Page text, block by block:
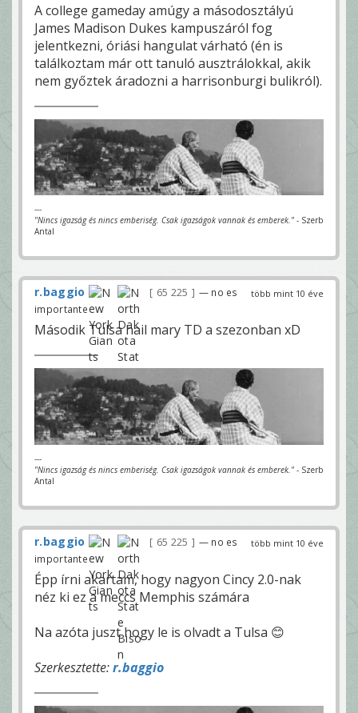
A college gameday amúgy a másodosztályú
James Madison Dukes kampuszáról fog
jelentkezni, óriási hangulat várható (én is
találkoztam már ott tanuló ausztrálokkal, akik
nem győztek áradozni a harrisonburgi bulikról).
---
"Nincs igazság és nincs emberiség. Csak igazságok vannak és emberek." - Szerb
Antal
több mint 10 éve
r.baggio 65 225
— no es
importante
Második Tulsa hail mary TD a szezonban xD
---
"Nincs igazság és nincs emberiség. Csak igazságok vannak és emberek." - Szerb
Antal
több mint 10 éve
r.baggio 65 225
— no es
importante
Épp írni akartam, hogy nagyon Cincy 2.0-nak
néz ki ez a meccs Memphis számára
Na azóta juszt hogy le is olvadt a Tulsa 😊
Szerkesztette:r.baggio